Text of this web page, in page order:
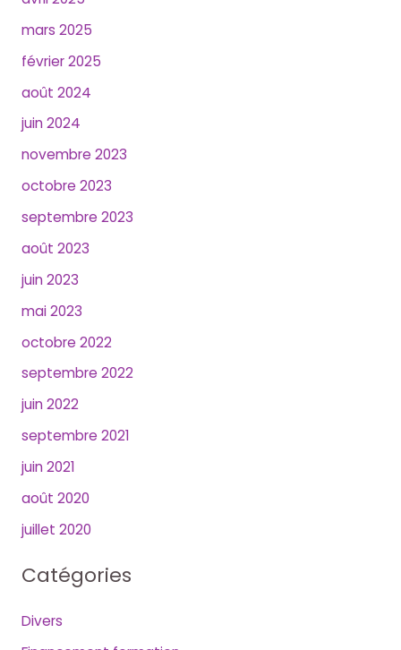
mars 2025
février 2025
août 2024
juin 2024
novembre 2023
octobre 2023
septembre 2023
août 2023
juin 2023
mai 2023
octobre 2022
septembre 2022
juin 2022
septembre 2021
juin 2021
août 2020
juillet 2020
Catégories
Divers